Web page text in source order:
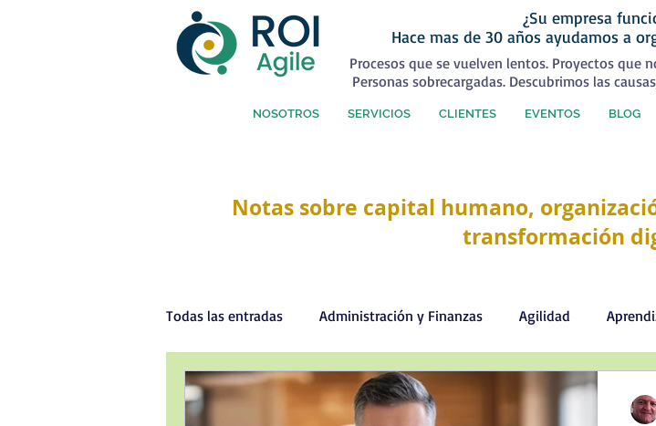
¿Su empresa
Hace mas de 30 años ayudamos a
Procesos que se vuelven lentos. Proyectos que
Personas sobrecargadas. Descubrimos las
NOSOTROS SERVICIOS CLIENTES EVENTOS BLOG
Notas sobre capital humano,
transformación
Todas las entradas Administración y Finanzas Agilidad
Capital Humano Coaching Comercial Comunicación